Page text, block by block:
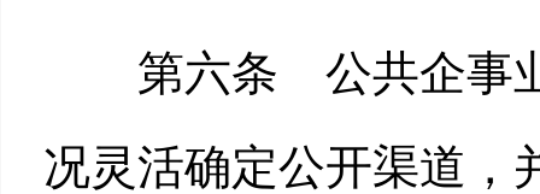
第六条 公共企事业
况灵活确定公开渠道，